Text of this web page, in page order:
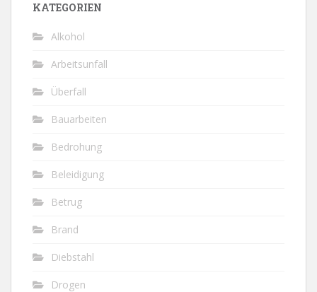
KATEGORIEN
Alkohol
Arbeitsunfall
Überfall
Bauarbeiten
Bedrohung
Beleidigung
Betrug
Brand
Diebstahl
Drogen